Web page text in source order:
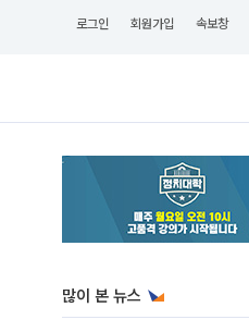
로그인 회원가입 속보창
많이 본 뉴스